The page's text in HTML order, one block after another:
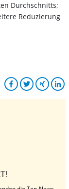
Durchschnitts;
Reduzierung